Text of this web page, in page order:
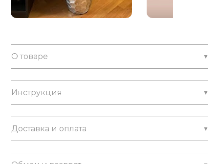
О товаре
Инструкция
Доставка и оплата